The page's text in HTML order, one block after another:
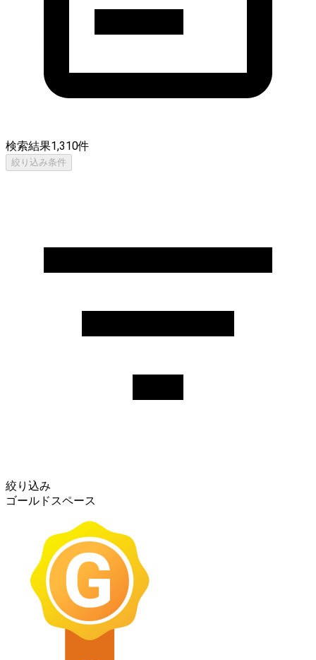
検索結果1,310件
絞り込み条件
絞り込み
ゴールドスペース